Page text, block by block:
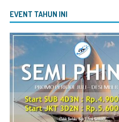
EVENT TAHUN INI